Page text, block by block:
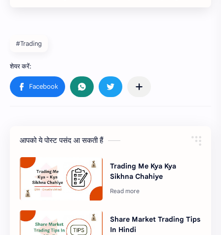
#Trading
आपको ये पोस्ट पसंद आ सकती हैं
Trading Me Kya Kya
Sikhna Chahiye
Share Market Trading Tips
In Hindi